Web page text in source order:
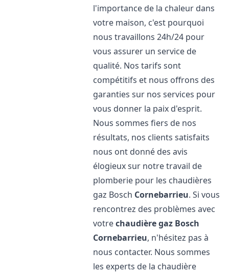
l'importance de la chaleur dans
votre maison, c'est pourquoi
nous travaillons 24h/24 pour
vous assurer un service de
qualité. Nos tarifs sont
compétitifs et nous offrons des
garanties sur nos services pour
vous donner la paix d'esprit.
Nous sommes fiers de nos
résultats, nos clients satisfaits
nous ont donné des avis
élogieux sur notre travail de
plomberie pour les chaudières
gaz Bosch Cornebarrieu. Si vous
rencontrez des problèmes avec
votrechaudière gaz Bosch
Cornebarrieu, n'hésitez pas à
nous contacter. Nous sommes
les experts de la chaudière